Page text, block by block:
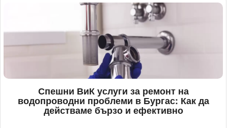
Спешни ВиК услуги за ремонт на
водопроводни проблеми в Бургас: Как да
действаме бързо и ефективно